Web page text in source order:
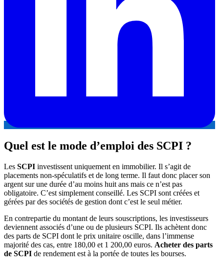
Quel est le mode d’emploi des SCPI ?
Les SCPI investissent uniquement en immobilier. Il s’agit de
placements non-spéculatifs et de long terme. Il faut donc placer son
argent sur une durée d’au moins huit ans mais ce n’est pas
obligatoire. C’est simplement conseillé. Les SCPI sont créées et
gérées par des sociétés de gestion dont c’est le seul métier.
En contrepartie du montant de leurs souscriptions, les investisseurs
deviennent associés d’une ou de plusieurs SCPI. Ils achètent donc
des parts de SCPI dont le prix unitaire oscille, dans l’immense
majorité des cas, entre 180,00 et 1 200,00 euros. Acheter des parts
de SCPI de rendement est à la portée de toutes les bourses.